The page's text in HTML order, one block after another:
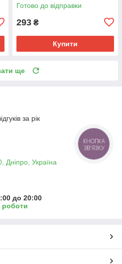
Готово до відправки
293 ₴
Купити
ще
за рік
Дніпро, Україна
до 20:00
роботи
КНОПКА
ЗВ'ЯЗКУ